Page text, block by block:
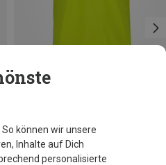
CMP
Herren Co T-Shirt
9,16 €
So können wir unsere
Inhalte auf Dich
personalisierte